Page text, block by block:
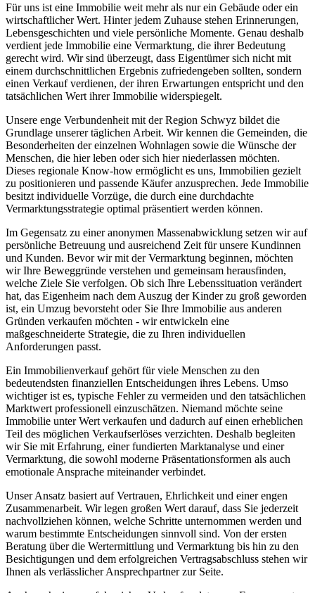
Für uns ist eine Immobilie weit mehr als nur ein Gebäude oder ein
wirtschaftlicher Wert. Hinter jedem Zuhause stehen Erinnerungen,
Lebensgeschichten und viele persönliche Momente. Genau deshalb
verdient jede Immobilie eine Vermarktung, die ihrer Bedeutung
gerecht wird. Wir sind überzeugt, dass Eigentümer sich nicht mit
einem durchschnittlichen Ergebnis zufriedengeben sollten, sondern
einen Verkauf verdienen, der ihren Erwartungen entspricht und den
tatsächlichen Wert ihrer Immobilie widerspiegelt.
Unsere enge Verbundenheit mit der Region Schwyz bildet die
Grundlage unserer täglichen Arbeit. Wir kennen die Gemeinden, die
Besonderheiten der einzelnen Wohnlagen sowie die Wünsche der
Menschen, die hier leben oder sich hier niederlassen möchten.
Dieses regionale Know-how ermöglicht es uns, Immobilien gezielt
zu positionieren und passende Käufer anzusprechen. Jede Immobilie
besitzt individuelle Vorzüge, die durch eine durchdachte
Vermarktungsstrategie optimal präsentiert werden können.
Im Gegensatz zu einer anonymen Massenabwicklung setzen wir auf
persönliche Betreuung und ausreichend Zeit für unsere Kundinnen
und Kunden. Bevor wir mit der Vermarktung beginnen, möchten
wir Ihre Beweggründe verstehen und gemeinsam herausfinden,
welche Ziele Sie verfolgen. Ob sich Ihre Lebenssituation verändert
hat, das Eigenheim nach dem Auszug der Kinder zu groß geworden
ist, ein Umzug bevorsteht oder Sie Ihre Immobilie aus anderen
Gründen verkaufen möchten - wir entwickeln eine
maßgeschneiderte Strategie, die zu Ihren individuellen
Anforderungen passt.
Ein Immobilienverkauf gehört für viele Menschen zu den
bedeutendsten finanziellen Entscheidungen ihres Lebens. Umso
wichtiger ist es, typische Fehler zu vermeiden und den tatsächlichen
Marktwert professionell einzuschätzen. Niemand möchte seine
Immobilie unter Wert verkaufen und dadurch auf einen erheblichen
Teil des möglichen Verkaufserlöses verzichten. Deshalb begleiten
wir Sie mit Erfahrung, einer fundierten Marktanalyse und einer
Vermarktung, die sowohl moderne Präsentationsformen als auch
emotionale Ansprache miteinander verbindet.
Unser Ansatz basiert auf Vertrauen, Ehrlichkeit und einer engen
Zusammenarbeit. Wir legen großen Wert darauf, dass Sie jederzeit
nachvollziehen können, welche Schritte unternommen werden und
warum bestimmte Entscheidungen sinnvoll sind. Von der ersten
Beratung über die Wertermittlung und Vermarktung bis hin zu den
Besichtigungen und dem erfolgreichen Vertragsabschluss stehen wir
Ihnen als verlässlicher Ansprechpartner zur Seite.